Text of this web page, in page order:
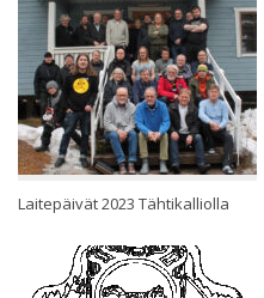
Laitepäivät 2023 Tähtikalliolla